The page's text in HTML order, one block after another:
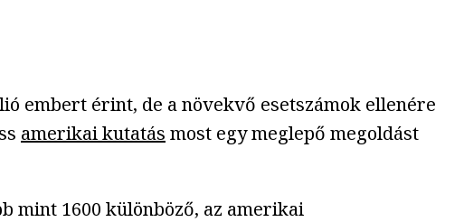
embert érint, de a növekvő esetszámok ellenére
amerikai kutatás most egy meglepő megoldást
mint 1600 különböző, az amerikai